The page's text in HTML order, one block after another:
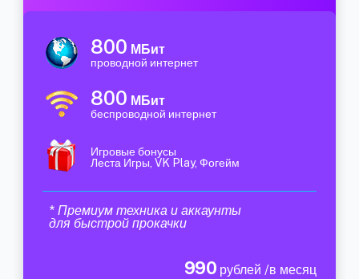
800 МБит
проводной интернет
800 МБит
беспроводной интернет
Игровые бонусы
Леста Игры, VK Play, Фогейм
* Премиум техника и аккаунты
для быстрой прокачки
990 рублей /в месяц